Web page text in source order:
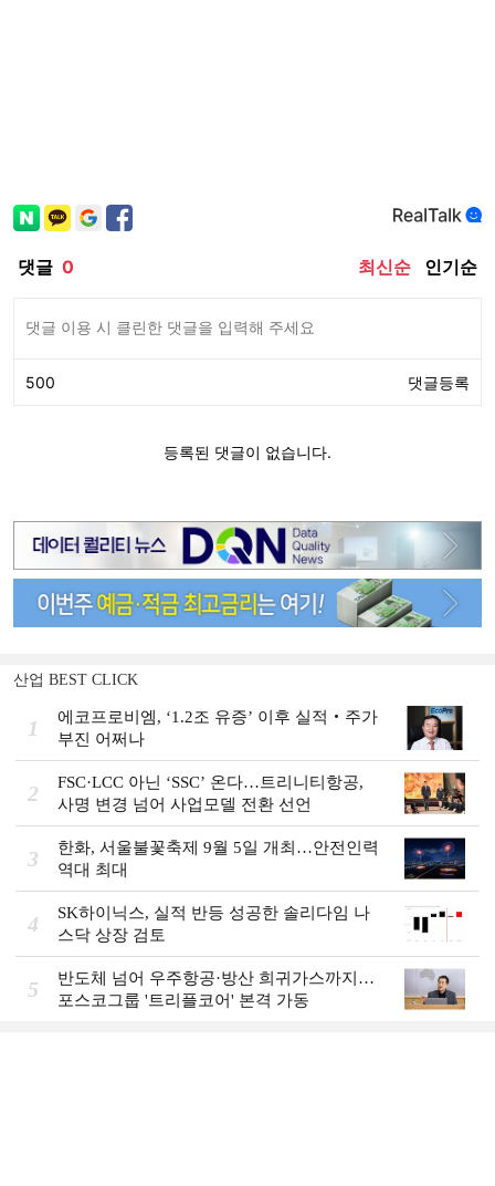
산업 BEST CLICK
1
에코프로비엠, ‘1.2조 유증’ 이후 실적‧주가
부진 어쩌나
2
FSC·LCC 아닌 ‘SSC’ 온다…트리니티항공,
사명 변경 넘어 사업모델 전환 선언
3
한화, 서울불꽃축제 9월 5일 개최…안전인력
역대 최대
4
SK하이닉스, 실적 반등 성공한 솔리다임 나
스닥 상장 검토
5
반도체 넘어 우주항공·방산 희귀가스까지…
포스코그룹 '트리플코어' 본격 가동